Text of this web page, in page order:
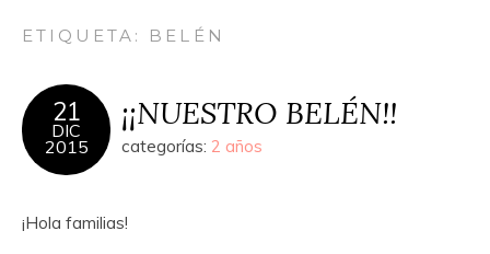
ETIQUETA: BELÉN
21
DIC
2015
¡¡NUESTRO BELÉN!!
categorías: 2 años
¡Hola familias!